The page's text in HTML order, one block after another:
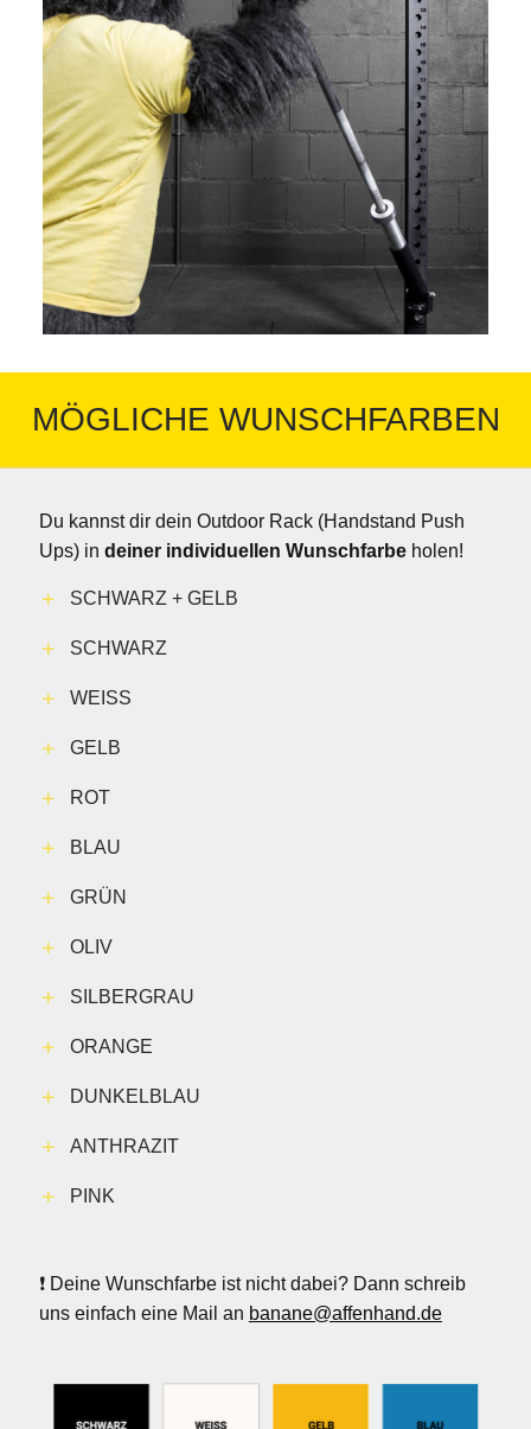
MÖGLICHE WUNSCHFARBEN
Du kannst dir dein Outdoor Rack (Handstand Push
Ups) in deiner individuellen Wunschfarbeholen!
SCHWARZ + GELB
SCHWARZ
WEISS
GELB
ROT
BLAU
GRÜN
OLIV
SILBERGRAU
ORANGE
DUNKELBLAU
ANTHRAZIT
PINK
❗️ Deine Wunschfarbe ist nicht dabei? Dann schreib
uns einfach eine Mail an banane@affenhand.de